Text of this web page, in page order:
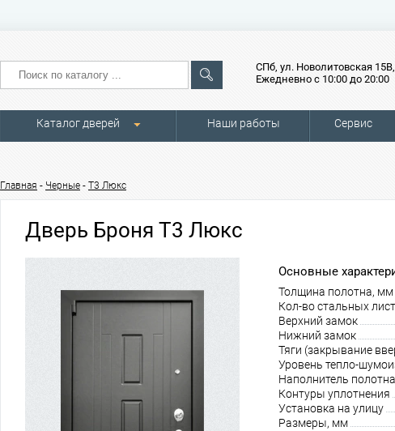
СПб, ул. Новолитовская
Ежедневно с 10:00 до 20:00
Каталог дверей Наши работы Сервис
Главная - Черные - Т3 Люкс
Дверь Броня Т3 Люкс
Основные
Толщина полотна, мм
Кол-во стальных
Верхний замок
Нижний замок
Тяги (закрывание
Уровень тепло-
Наполнитель полотна
Контуры уплотнения
Установка на улицу
Размеры, мм